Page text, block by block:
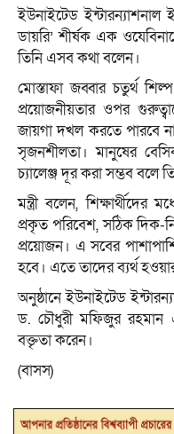
ইউনাইটেড ইন্টারন্যাশনাল
ডায়রি’ শীর্ষক এক
তিনি এসব কথা বলেন।
মোস্তাফা জব্বার চতুর্থ
প্রয়োজনীয়তার ওপর
জায়গা দখল করতে পারবে
সৃজনশীলতা। মানুষের
চ্যালেঞ্জ দূর করা সম্ভব বলে
মন্ত্রী বলেন, শিক্ষার্থীদের
প্রকৃত পরিবেশ, সঠিক দিক-
প্রয়োজন। এ সবের
হবে। এতে তাদের ব্যর্থ
অনুষ্ঠানে ইউনাইটেড
ড. চৌধুরী মফিজুর রহমান
বক্তৃতা করেন।
(বাসস)